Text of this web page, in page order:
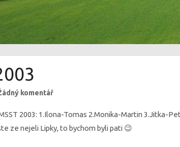
komentář
2003: 1.Ilona-Tomas 2.Monika-Martin 3.Jitka-
ze nejeli Lipky, to bychom byli pati 😉